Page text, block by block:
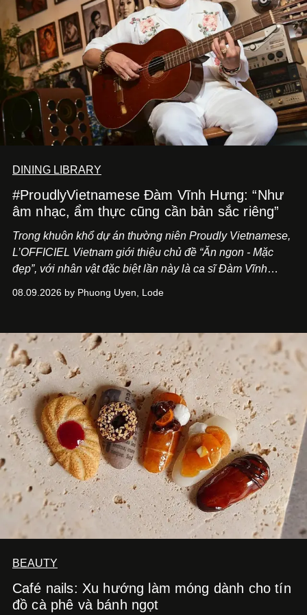
DINING LIBRARY
#ProudlyVietnamese Đàm Vĩnh Hưng: “Như
âm nhạc, ẩm thực cũng cần bản sắc riêng”
Trong khuôn khổ dự án thường niên Proudly Vietnamese,
L’OFFICIEL Vietnam giới thiệu chủ đề “Ăn ngon - Mặc
đẹp”, với nhân vật đặc biệt lần này là ca sĩ Đàm Vĩnh
Cà Phê Cà Pháo mang dấu ấn Indochine hoài niệm, thu
08.09.2026 by Phuong Uyen, Lode
BEAUTY
Café nails: Xu hướng làm móng dành cho tín
đồ cà phê và bánh ngọt